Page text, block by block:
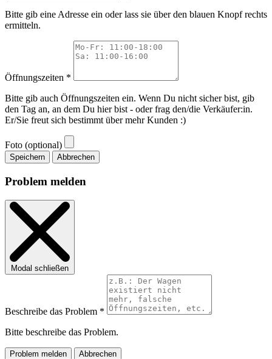
Bitte gib eine Adresse ein oder lass sie über den blauen Knopf rechts
ermitteln.
Öffnungszeiten *
Bitte gib auch Öffnungszeiten ein. Wenn Du nicht sicher bist, gib
den Tag an, an dem Du hier bist - oder frag den/die Verkäufer:in.
Er/Sie freut sich bestimmt über mehr Kunden :)
Foto (optional)
Speichern Abbrechen
Problem melden
Modal schließen
Beschreibe das Problem *
Bitte beschreibe das Problem.
Problem melden Abbrechen